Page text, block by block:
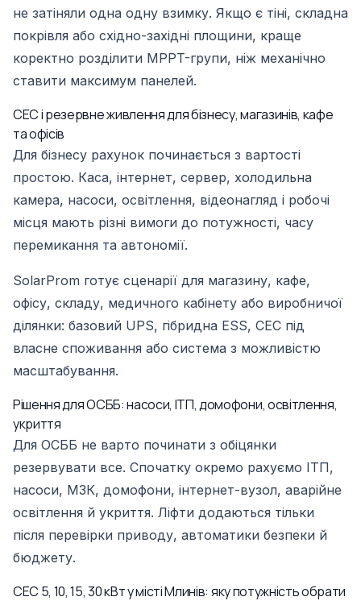
не затіняли одна одну взимку. Якщо є тіні, складна
покрівля або східно-західні площини, краще
коректно розділити MPPT-групи, ніж механічно
ставити максимум панелей.
СЕС і резервне живлення для бізнесу, магазинів, кафе
та офісів
Для бізнесу рахунок починається з вартості
простою. Каса, інтернет, сервер, холодильна
камера, насоси, освітлення, відеонагляд і робочі
місця мають різні вимоги до потужності, часу
перемикання та автономії.
SolarProm готує сценарії для магазину, кафе,
офісу, складу, медичного кабінету або виробничої
ділянки: базовий UPS, гібридна ESS, СЕС під
власне споживання або система з можливістю
масштабування.
Рішення для ОСББ: насоси, ІТП, домофони, освітлення,
укриття
Для ОСББ не варто починати з обіцянки
резервувати все. Спочатку окремо рахуємо ІТП,
насоси, МЗК, домофони, інтернет-вузол, аварійне
освітлення й укриття. Ліфти додаються тільки
після перевірки приводу, автоматики безпеки й
бюджету.
СЕС 5, 10, 15, 30 кВт у місті Млинів: яку потужність обрати